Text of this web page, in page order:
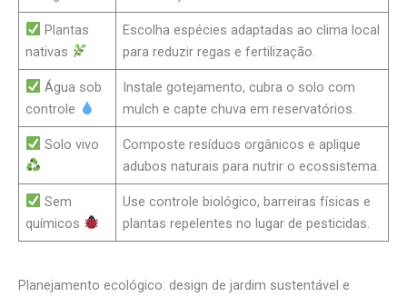
Plantas
nativas
Escolha espécies adaptadas ao clima local
para reduzir regas e fertilização.
Água sob
controle
Instale gotejamento, cubra o solo com
mulch e capte chuva em reservatórios.
Solo vivo
Composte resíduos orgânicos e aplique
adubos naturais para nutrir o ecossistema.
Sem
químicos
Use controle biológico, barreiras físicas e
plantas repelentes no lugar de pesticidas.
Planejamento ecológico: design de jardim sustentável e